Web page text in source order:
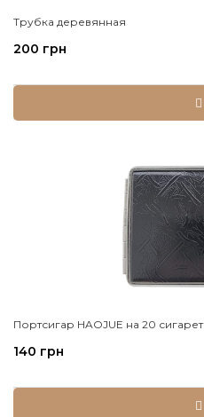
Трубка деревянная
200 грн
Портсигар HAOJUE на 20 сигарет
140 грн